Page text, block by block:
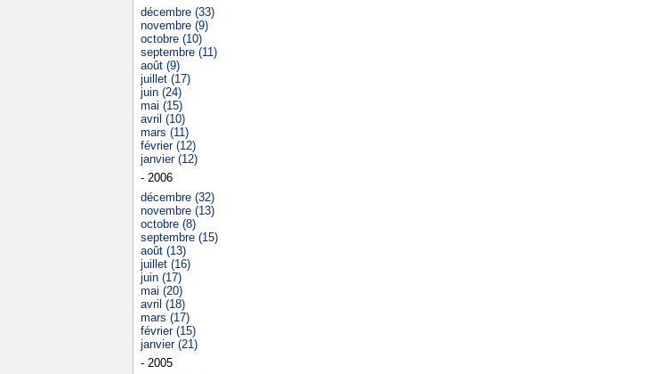
décembre (33)
novembre (9)
octobre (10)
septembre (11)
août (9)
juillet (17)
juin (24)
mai (15)
avril (10)
mars (11)
février (12)
janvier (12)
- 2006
décembre (32)
novembre (13)
octobre (8)
septembre (15)
août (13)
juillet (16)
juin (17)
mai (20)
avril (18)
mars (17)
février (15)
janvier (21)
- 2005